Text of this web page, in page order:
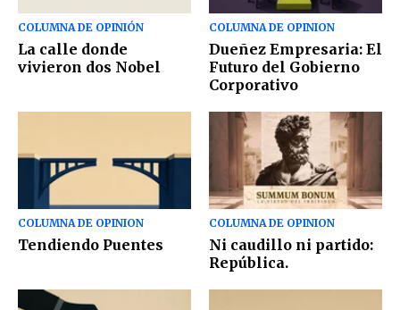
COLUMNA DE OPINIÓN
La calle donde
vivieron dos Nobel
COLUMNA DE OPINION
Dueñez Empresaria: El
Futuro del Gobierno
Corporativo
COLUMNA DE OPINION
Tendiendo Puentes
COLUMNA DE OPINION
Ni caudillo ni partido:
República.